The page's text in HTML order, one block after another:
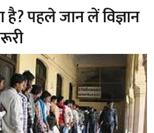
है? पहले जान लें विज्ञान